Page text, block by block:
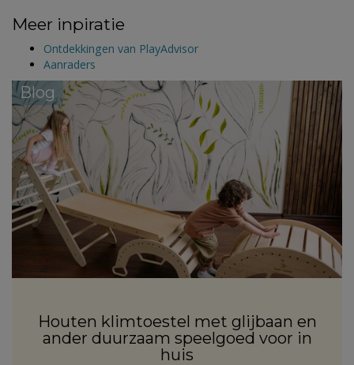
Meer inpiratie
Ontdekkingen van PlayAdvisor
Aanraders
Blog
Houten klimtoestel met glijbaan en
ander duurzaam speelgoed voor in
huis